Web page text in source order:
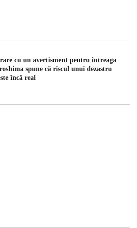
cu un avertisment pentru întreaga
spune că riscul unui dezastru
încă real